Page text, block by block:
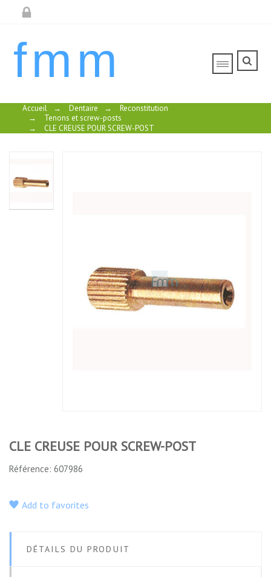
fmm
Accueil → Dentaire →
Reconstitution
→
Tenons et screw-posts
→
CLE CREUSE POUR SCREW-POST
CLE CREUSE POUR SCREW-POST
Référence: 607986
Add to favorites
DÉTAILS DU PRODUIT